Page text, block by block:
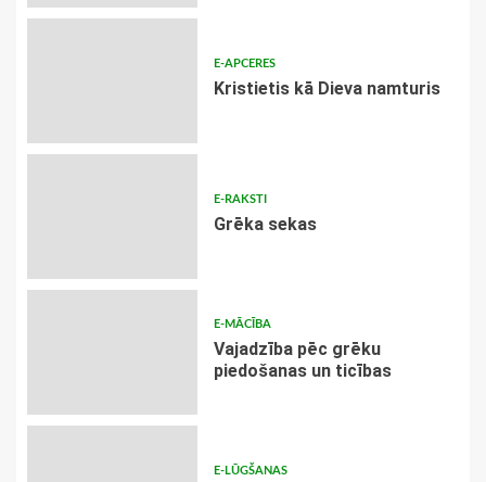
E-APCERES
Kristietis kā Dieva namturis
E-RAKSTI
Grēka sekas
E-MĀCĪBA
Vajadzība pēc grēku
piedošanas un ticības
E-LŪGŠANAS